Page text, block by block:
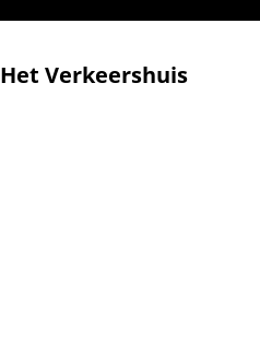
Het Verkeershuis